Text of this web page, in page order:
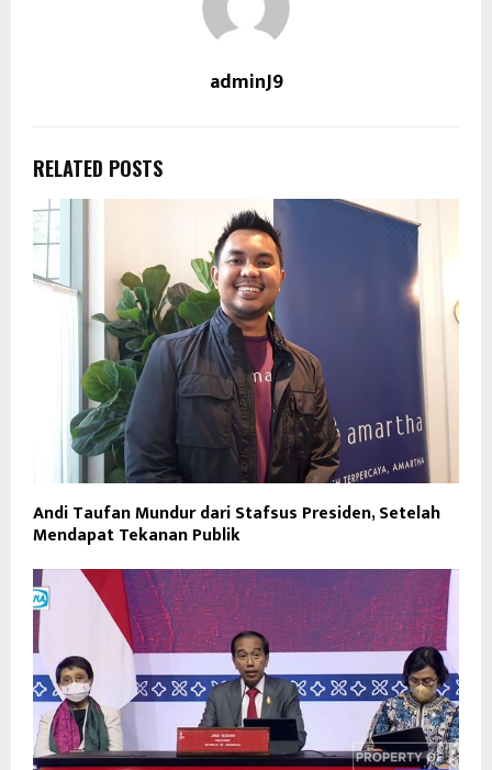
adminJ9
RELATED POSTS
Andi Taufan Mundur dari Stafsus Presiden, Setelah
Mendapat Tekanan Publik